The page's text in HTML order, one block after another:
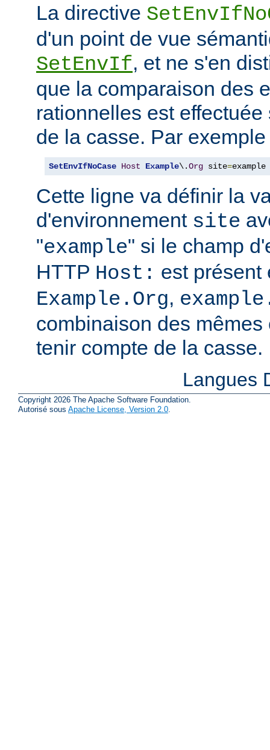
La directive
d'un point de vue
SetEnvIf, et ne s'en
que la comparaison des
rationnelles est
de la casse. Par exemple
SetEnvIfNoCase Host Example\.Org site=example
Cette ligne va définir la
d'environnement site
"example" si le champ
HTTP Host: est présent
Example.Org,
combinaison des
tenir compte de la casse.
Langues
Copyright 2026 The Apache Software Foundation.
Autorisé sous Apache License, Version 2.0.